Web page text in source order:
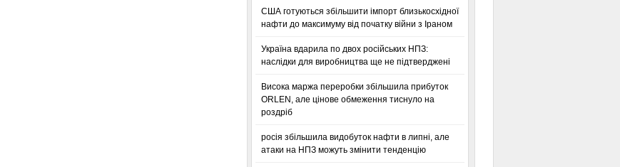
США готуються збільшити імпорт близькосхідної
нафти до максимуму від початку війни з Іраном
Україна вдарила по двох російських НПЗ:
наслідки для виробництва ще не підтверджені
Висока маржа переробки збільшила прибуток
ORLEN, але цінове обмеження тиснуло на
роздріб
росія збільшила видобуток нафти в липні, але
атаки на НПЗ можуть змінити тенденцію